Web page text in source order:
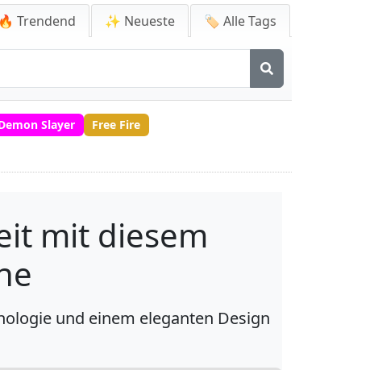
🔥 Trendend ✨ Neueste 🏷️ Alle Tags
Slayer Free Fire
mit diesem
und einem eleganten Design